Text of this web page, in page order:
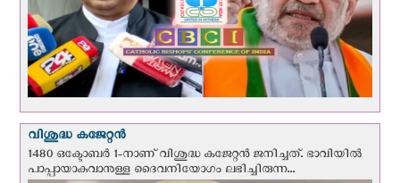
വിശുദ്ധ കജേറ്റന്‍
1480 ഒക്ടോബര്‍ 1-നാണ് വിശുദ്ധ കജേറ്റന്‍ ജനിച്ചത്. ഭാവിയില്‍
പാപ്പായാകുവാനുള്ള ദൈവനിയോഗം ലഭിച്ചിരുന്ന...